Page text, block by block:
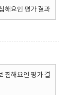
해요인 평가 결과
침해요인 평가 결